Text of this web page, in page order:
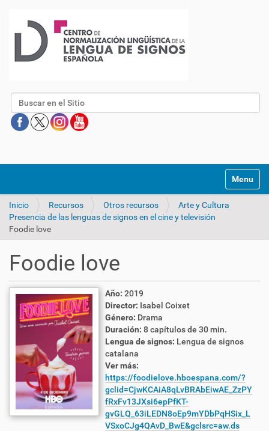
Buscar
Mostrar/
Inicio Recursos Otros recursos
Arte y Cultura
Presencia de las lenguas de signos en el cine y televisión
Foodie love
Foodie love
Año: 2019
Director: Isabel Coixet
Género: Drama
Duración: 8 capítulos de 30 min.
Lengua de signos: Lengua de signos
catalana
Ver más:
https://foodielove.hboespana.com/?
gclid=CjwKCAiA8qLvBRAbEiwAE_ZzPY
fRxFv13JXsi6epPfKT-
gvGLQ_63iLEDN8oEp9mYDbPqHSix_L
VSxoCJg4QAvD_BwE&gclsrc=aw.ds